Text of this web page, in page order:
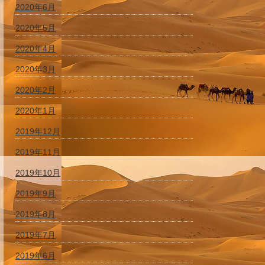
2020年6月
2020年5月
2020年4月
2020年3月
2020年2月
2020年1月
2019年12月
2019年11月
2019年10月
2019年9月
2019年8月
2019年7月
2019年6月